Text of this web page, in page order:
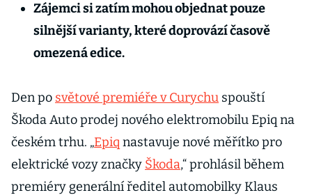
Zájemci si zatím mohou objednat pouze
silnější varianty, které doprovází časově
omezená edice.
Den po světové premiéře v Curychu spouští
Škoda Auto prodej nového elektromobilu Epiq na
českém trhu. „Epiq nastavuje nové měřítko pro
elektrické vozy značky Škoda,“ prohlásil během
premiéry generální ředitel automobilky Klaus